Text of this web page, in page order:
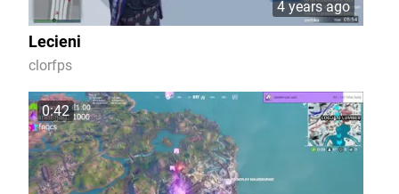
4 years ago
Lecieni
clorfps
0:42